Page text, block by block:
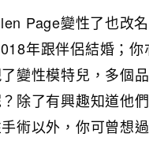
Page變性了也改
年跟伴侶結婚；你
變性模特兒，多個
除了有興趣知道他
術以外，你可曾想